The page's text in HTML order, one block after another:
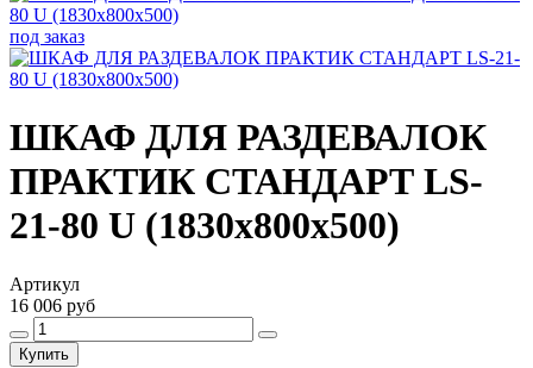
под заказ
ШКАФ ДЛЯ РАЗДЕВАЛОК
ПРАКТИК СТАНДАРТ LS-
21-80 U (1830x800x500)
Артикул
16 006 руб
Купить